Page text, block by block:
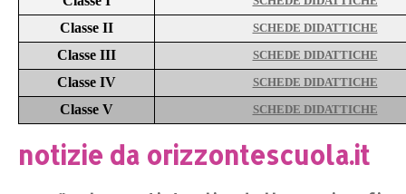
Classe II SCHEDE DIDATTICHE
Classe III SCHEDE DIDATTICHE
Classe IV SCHEDE DIDATTICHE
Classe V SCHEDE DIDATTICHE
notizie da orizzontescuola.it